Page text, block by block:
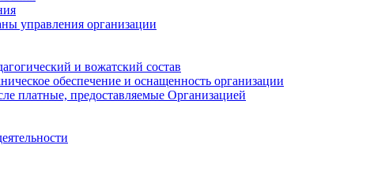
управления организации
и вожатский состав
обеспечение и оснащенность организации
платные, предоставляемые Организацией